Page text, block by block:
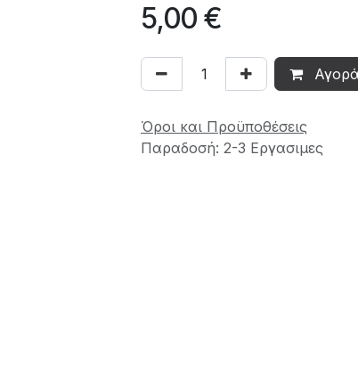
5,00 €
Αγορά
Όροι και Προϋποθέσεις
Παραδοσή: 2-3 Εργασιμες